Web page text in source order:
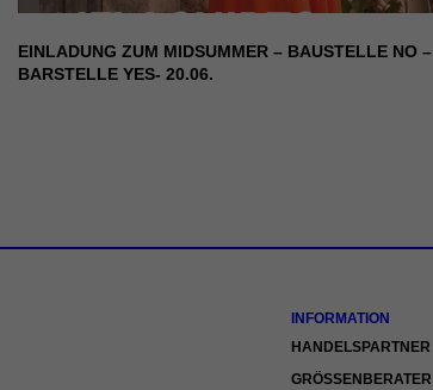
EINLADUNG ZUM MIDSUMMER – BAUSTELLE NO –
BARSTELLE YES- 20.06.
INFORMATION
HANDELSPARTNER
GRÖSSENBERATER